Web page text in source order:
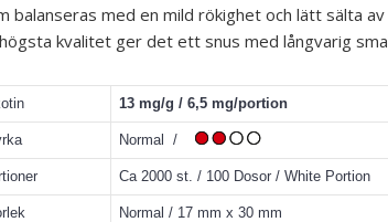
balanseras med en mild rökighet och lätt sälta
kvalitet ger det ett snus med långvarig
13 mg/g / 6,5 mg/portion
Normal /
Ca 2000 st. / 100 Dosor / White Portion
Normal / 17 mm x 30 mm